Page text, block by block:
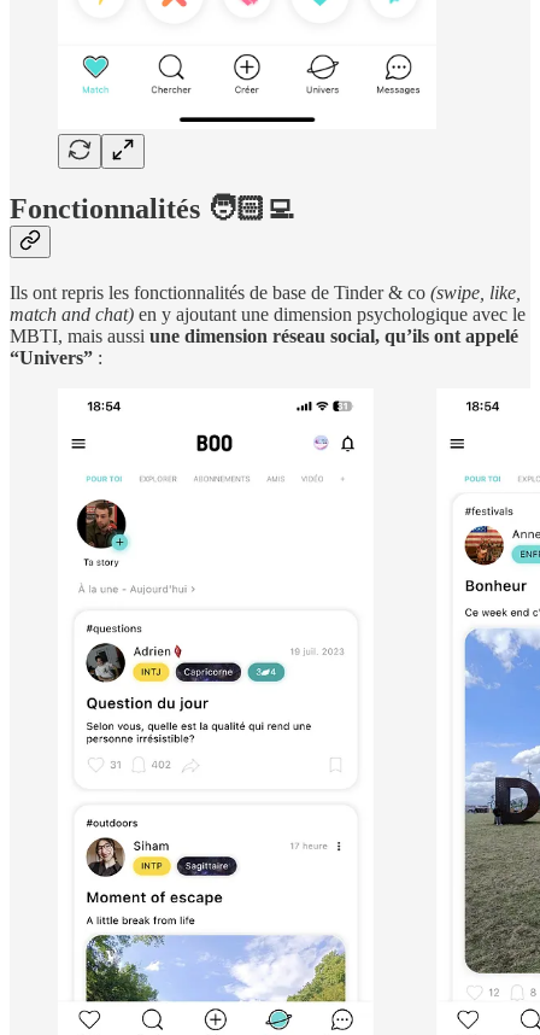
Fonctionnalités 🧑🏻‍💻
Ils ont repris les fonctionnalités de base de Tinder & co (swipe, like,
match and chat) en y ajoutant une dimension psychologique avec le
MBTI, mais aussi une dimension réseau social, qu’ils ont appelé
“Univers” :